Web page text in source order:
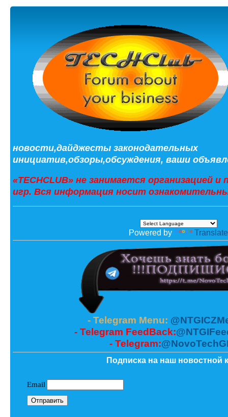
новости,дайджесты законодательных
инициатив,обзоры,обсуждения, ваши
«TECHCLUB» не занимается организацией
игр. Вся информация носит
Powered by Translate
- Telegram Menu:
- Telegram FeedBack:
- Telegram:
Подписка на наш новостной